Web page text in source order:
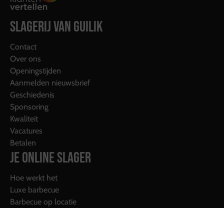
SLAGERIJ VAN GUILIK
Contact
Over ons
Openingstijden
Aanmelden nieuwsbrief
Geschiedenis
Sponsoring
Kwaliteit
Vacatures
Betalen
JE ONLINE SLAGER
Hoe werkt het
Luxe barbecue
Barbecue op locatie